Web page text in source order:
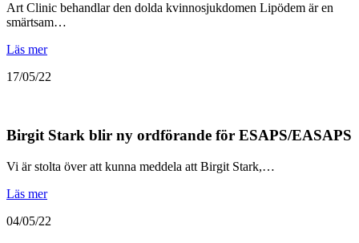
Art Clinic behandlar den dolda kvinnosjukdomen Lipödem är en
smärtsam…
Läs mer
17/05/22
Birgit Stark blir ny ordförande för ESAPS/EASAPS
Vi är stolta över att kunna meddela att Birgit Stark,…
Läs mer
04/05/22